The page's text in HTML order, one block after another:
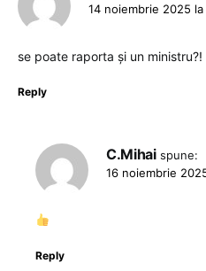
14 noiembrie 2025 la
se poate raporta și un ministru?!
Reply
C.Mihai spune:
16 noiembrie
Reply